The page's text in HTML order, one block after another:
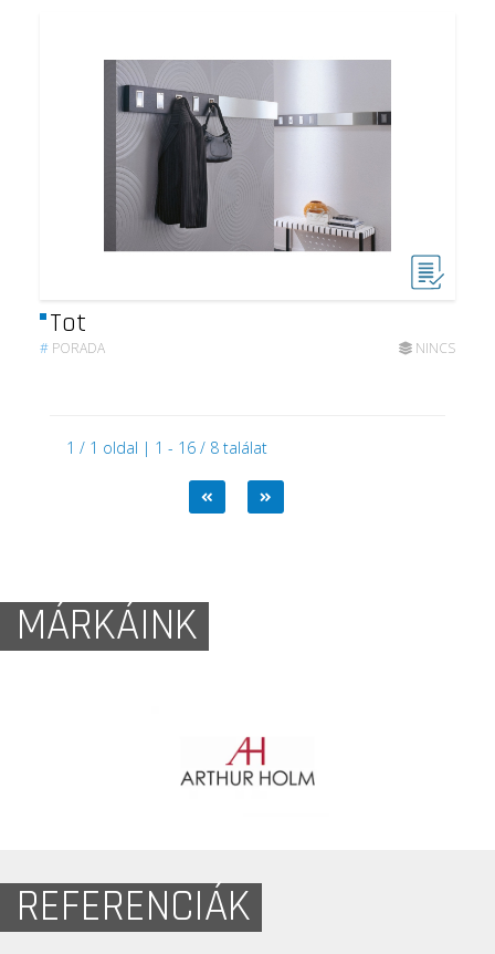
Tot
# PORADA NINCS
1 / 1 oldal | 1 - 16 / 8 találat
MÁRKÁINK
REFERENCIÁK